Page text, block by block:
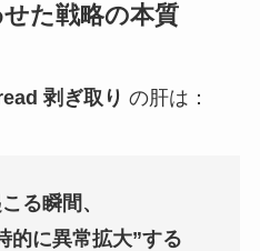
た戦略の本質
剥ぎ取り の肝は：
る瞬間、
的に異常拡大”する